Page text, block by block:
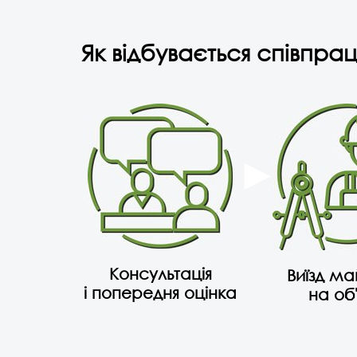
Як відбувається
Консультація
і попередня оцінка
Виїзд
на